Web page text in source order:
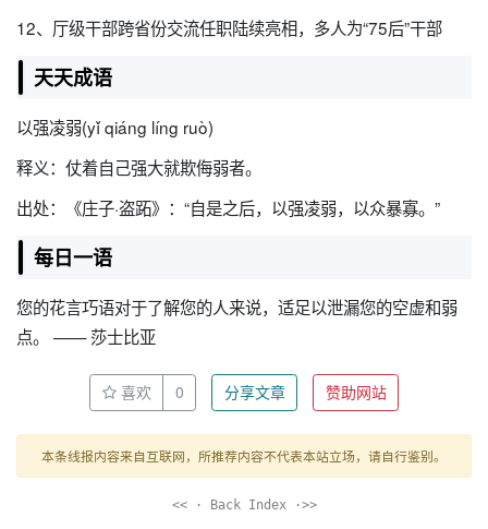
12、厅级干部跨省份交流任职陆续亮相，多人为“75后”干部
天天成语
以强凌弱(yǐ qiáng líng ruò)
释义：仗着自己强大就欺侮弱者。
出处：《庄子·盗跖》：“自是之后，以强凌弱，以众暴寡。”
每日一语
您的花言巧语对于了解您的人来说，适足以泄漏您的空虚和弱
点。 —— 莎士比亚
喜欢 0 分享文章 赞助网站
本条线报内容来自互联网，所推荐内容不代表本站立场，请自行鉴别。
<< · Back Index ·>>